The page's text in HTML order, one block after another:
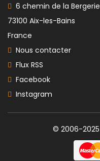
6 chemin de la Bergerie
73100 Aix-les-Bains
France
Nous contacter
Flux RSS
Facebook
Instagram
© 2006-2025